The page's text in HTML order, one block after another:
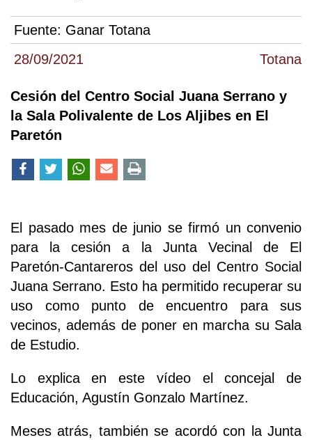
28/09/2021 Totana
Fuente: Ganar Totana
Cesión del Centro Social Juana Serrano y
la Sala Polivalente de Los Aljibes en El
Paretón
El pasado mes de junio se firmó un convenio
para la cesión a la Junta Vecinal de El
Paretón-Cantareros del uso del Centro Social
Juana Serrano. Esto ha permitido recuperar su
uso como punto de encuentro para sus
vecinos, además de poner en marcha su Sala
de Estudio.
Lo explica en este vídeo el concejal de
Educación, Agustín Gonzalo Martínez.
Meses atrás, también se acordó con la Junta